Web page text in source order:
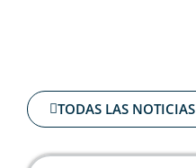
TODAS LAS NOTICIAS